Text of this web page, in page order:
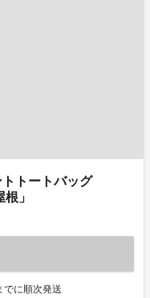
トトートバッグ
」
でに順次発送